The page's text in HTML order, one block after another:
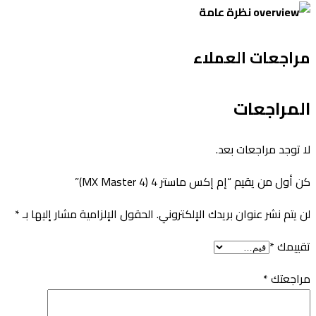
نظرة عامة
مراجعات العملاء
المراجعات
لا توجد مراجعات بعد.
كن أول من يقيم “إم إكس ماستر 4 (MX Master 4)”
لن يتم نشر عنوان بريدك الإلكتروني. الحقول الإلزامية مشار إليها بـ*
تقييمك*
مراجعتك*